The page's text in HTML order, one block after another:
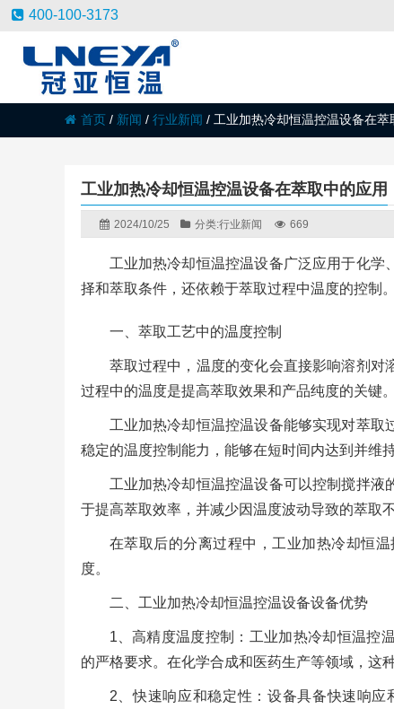
400-100-3173
首页 / 新闻 / 行业新闻 / 工业加热冷却恒温控温设备在萃
工业加热冷却恒温控温设备在萃取中的应用
2024/10/25 分类:行业新闻 669
工业加热冷却恒温控温设备广泛应用于化
择和萃取条件，还依赖于萃取过程中温度的控制。
一、萃取工艺中的温度控制
萃取过程中，温度的变化会直接影响溶剂对
过程中的温度是提高萃取效果和产品纯度的关键。
工业加热冷却恒温控温设备能够实现对萃
稳定的温度控制能力，能够在短时间内达到并维
工业加热冷却恒温控温设备可以控制搅拌
于提高萃取效率，并减少因温度波动导致的萃取
在萃取后的分离过程中，工业加热冷却恒
度。
二、工业加热冷却恒温控温设备设备优势
1、高精度温度控制：工业加热冷却恒温控
的严格要求。在化学合成和医药生产等领域，这
2、快速响应和稳定性：设备具备快速响